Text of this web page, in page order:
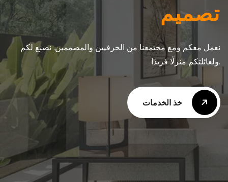
تصميم
نعمل معكم ومع مجتمعنا من الحرفيين والمصممين. نصنع لكم
ولعائلتكم منزلًا فريدًا.
خذ الخدمات